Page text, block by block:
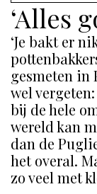
IN
DE
BADKAMER
IN
HUIS
CADEAUS
‘Alles
‘Je bakt er
gesmeten in
wel
bij de hele
wereld kan
dan de
het overal.
zo veel met